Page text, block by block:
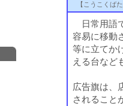
【こうこくば
日常用語
容易に移動
等に立てか
える台など
広告旗は、
されること